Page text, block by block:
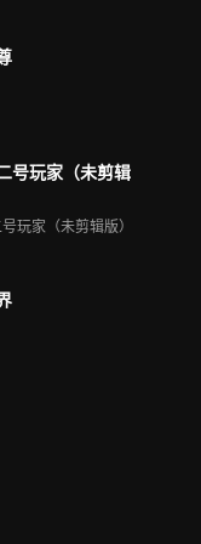
号玩家（未剪辑
玩家（未剪辑版）